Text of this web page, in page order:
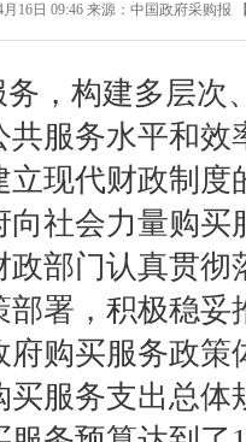
月16日 09:46来源： 中国政府采购报
，构建多层次
服务水平和效
现代财政制度
社会力量购买
部门认真贯彻
署，积极稳妥
购买服务政策
买服务支出总体